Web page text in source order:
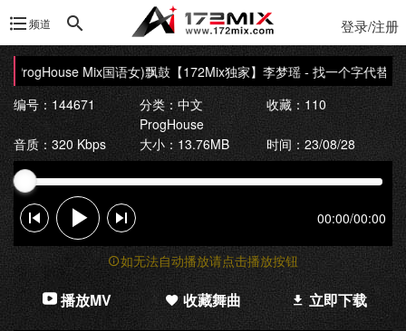
频道 登录/注册
ProgHouse Mix国语女)飘鼓【172Mix独家】李梦瑶 - 找一个字代替(Dj
编号：144671
分类：中文
ProgHouse
收藏：110
音质：320 Kbps 大小：13.76MB 时间：23/08/28
00:00/00:00
如无法自动播放请点击播放按钮
播放MV 收藏舞曲 立即下载